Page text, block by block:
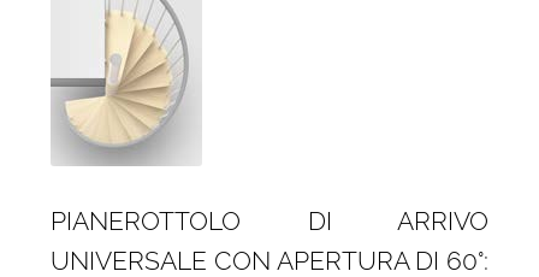
PIANEROTTOLO DI ARRIVO
UNIVERSALE CON APERTURA DI 60°: